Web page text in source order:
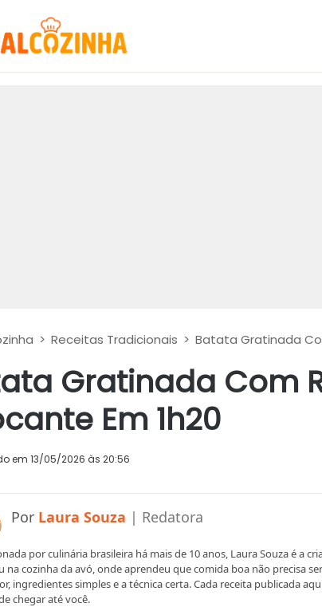
> Receitas Tradicionais > Batata Gratinada
Gratinada Com
Em 1h20
em 13/05/2026 às 20:56
Laura Souza
por culinária brasileira há mais de 10 anos, Laura Souza é a
na cozinha da avó, onde aprendeu que comida boa não precisa
ingredientes simples e a técnica certa. Cada receita publicada
chegar até você.